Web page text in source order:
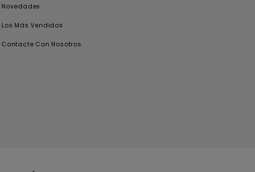
Novedades
Los Más Vendidos
Contacte Con Nosotros